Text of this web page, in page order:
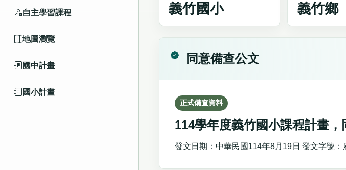
自主學習課程
地圖瀏覽
國中計畫
國小計畫
義竹國小 義竹鄉
同意備查公文
正式備查資料
114學年度義竹國小課程計畫，
發文日期：中華民國114年8月19日 發文字號